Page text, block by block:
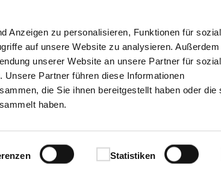
Anzeigen zu personalisieren, Funktionen für
auf unsere Website zu analysieren. Außerdem
unserer Website an unsere Partner für
Unsere Partner führen diese Informationen
die Sie ihnen bereitgestellt haben oder die
haben.
Statistiken